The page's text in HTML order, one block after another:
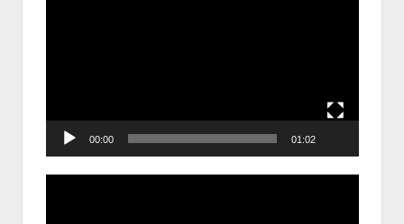
00:00 01:02